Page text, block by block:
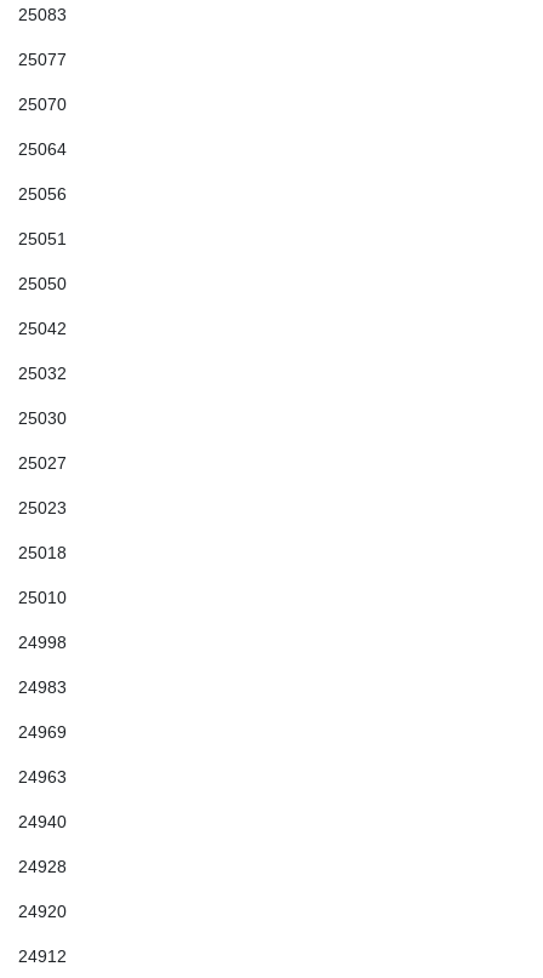
25083
25077
25070
25064
25056
25051
25050
25042
25032
25030
25027
25023
25018
25010
24998
24983
24969
24963
24940
24928
24920
24912